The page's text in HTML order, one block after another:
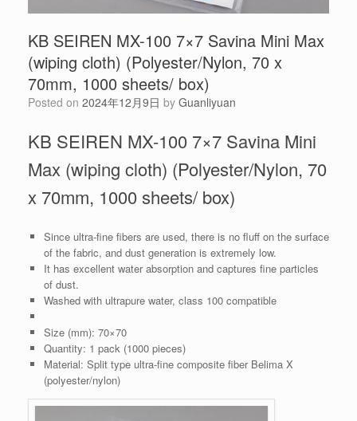
KB SEIREN MX-100 7×7 Savina Mini Max
(wiping cloth) (Polyester/Nylon, 70 x
70mm, 1000 sheets/ box)
Posted on 2024年12月9日 by Guanliyuan
KB SEIREN MX-100 7×7 Savina Mini
Max (wiping cloth) (Polyester/Nylon, 70
x 70mm, 1000 sheets/ box)
Since ultra-fine fibers are used, there is no fluff on the surface
of the fabric, and dust generation is extremely low.
It has excellent water absorption and captures fine particles
of dust.
Washed with ultrapure water, class 100 compatible
Size (mm): 70×70
Quantity: 1 pack (1000 pieces)
Material: Split type ultra-fine composite fiber Belima X
(polyester/nylon)